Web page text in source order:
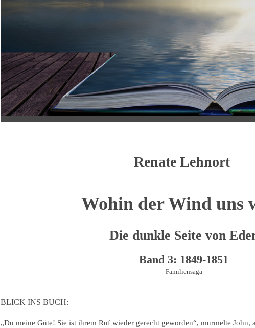
Renate Lehnort
Wohin der Wind uns
Die dunkle Seite von
Band 3: 1849-1851
Familiensaga
BLICK INS BUCH:
„Du meine Güte! Sie ist ihrem Ruf wieder gerecht geworden“, murmelte John,